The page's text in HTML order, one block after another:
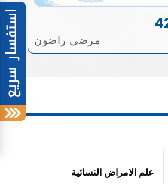
مرضى راضون
علم الامراض النسائية